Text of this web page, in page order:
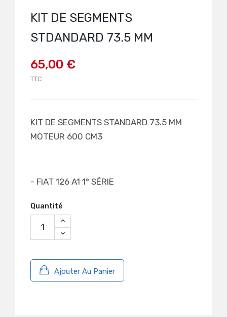
KIT DE SEGMENTS
STDANDARD 73.5 MM
65,00 €
TTC
KIT DE SEGMENTS STANDARD 73.5 MM
MOTEUR 600 CM3
- FIAT 126 A1 1° SÉRIE
Quantité
Ajouter Au Panier